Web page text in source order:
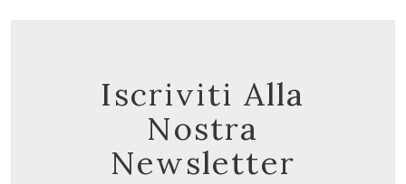
Iscriviti Alla
Nostra
Newsletter